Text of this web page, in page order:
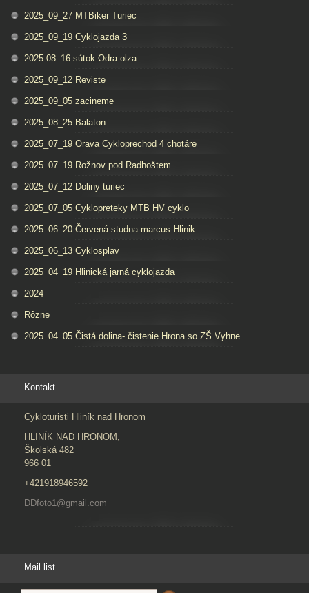
2025_09_27 MTBiker Turiec
2025_09_19 Cyklojazda 3
2025-08_16 sútok Odra olza
2025_09_12 Reviste
2025_09_05 zacineme
2025_08_25 Balaton
2025_07_19 Orava Cykloprechod 4 chotáre
2025_07_19 Rožnov pod Radhoštem
2025_07_12 Doliny turiec
2025_07_05 Cyklopreteky MTB HV cyklo
2025_06_20 Červená studna-marcus-Hlinik
2025_06_13 Cyklosplav
2025_04_19 Hlinická jarná cyklojazda
2024
Rôzne
2025_04_05 Čistá dolina- čistenie Hrona so ZŠ Vyhne
Kontakt
Cykloturisti Hliník nad Hronom
HLINÍK NAD HRONOM,
Školská 482
966 01
+421918946592
DDfoto1@gmail.com
Mail list